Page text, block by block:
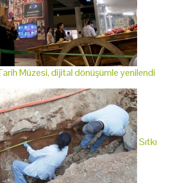
Müzesi, dijital dönüşümle yenilendi
Sıtkı